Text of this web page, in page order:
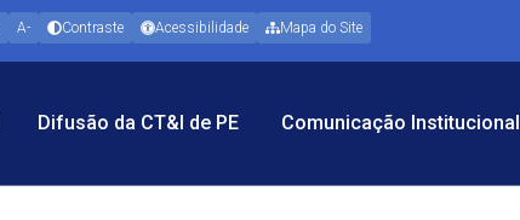
A- Contraste Acessibilidade Mapa do Site
Difusão da CT&I de PE Comunicação Institucional